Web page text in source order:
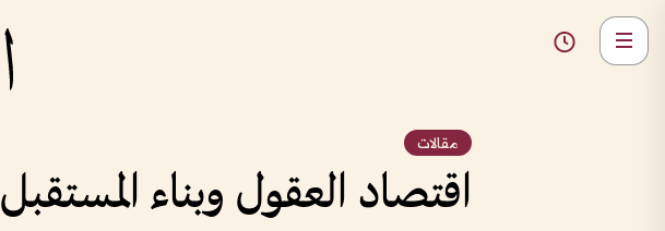
مقالات
اقتصاد العقول وبناء المستقبل